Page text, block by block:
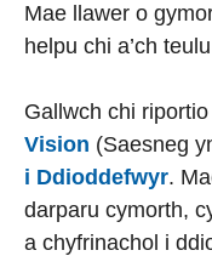
Mae llawer o
helpu chi a’ch
Gallwch chi
Vision (Saesneg
i Ddioddefwyr.
darparu cymorth,
a chyfrinachol i